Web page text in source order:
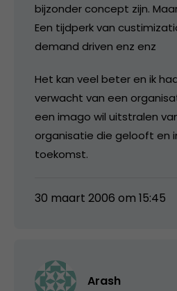
bijzonder concept zijn.
Een tijdperk van
demand driven enz enz
Het kan veel beter en ik
verwacht van een
een imago wil uitstralen
organisatie die gelooft en
toekomst.
30 maart 2006 om 15:45
Arash